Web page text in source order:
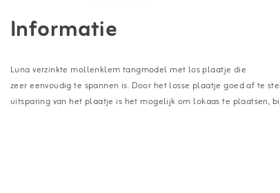
Informatie
Luna verzinkte mollenklem tangmodel met los plaatje die
zeer eenvoudig te spannen is. Door het losse plaatje goed af te
uitsparing van het plaatje is het mogelijk om lokaas te plaatsen,